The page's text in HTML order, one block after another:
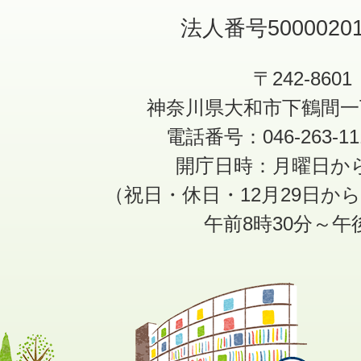
法人番号
〒242-8601
神奈川県大和市下鶴間
電話番号：046-263-
開庁日時：月曜日か
（祝日・休日・12月29日か
午前8時30分～午